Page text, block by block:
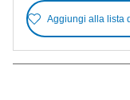
Aggiungi alla lista